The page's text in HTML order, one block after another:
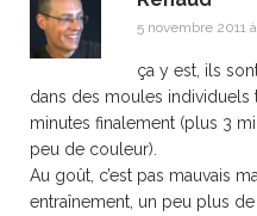
5 novembre 2011
ça y est, ils
dans des moules individuels
minutes finalement (plus 3
peu de couleur).
Au goût, c’est pas mauvais
entraînement, un peu plus